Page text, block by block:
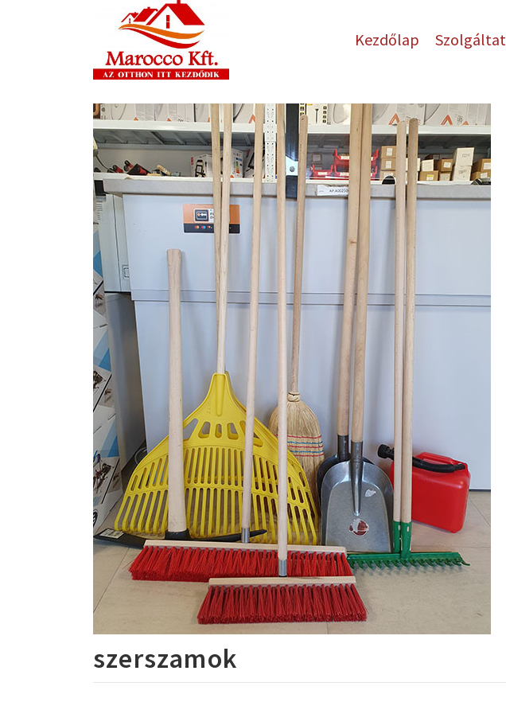
Kezdőlap
szerszamok